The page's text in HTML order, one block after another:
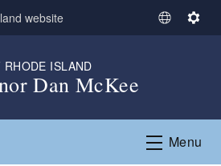
website
S
t
L
S
n
g
RHODE ISLAND
Dan McKee
Menu